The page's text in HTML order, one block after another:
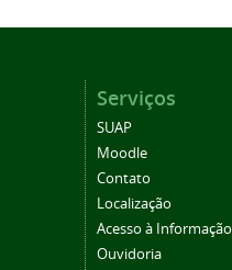
Serviços
SUAP
Moodle
Contato
Localização
Acesso à Informação
Ouvidoria